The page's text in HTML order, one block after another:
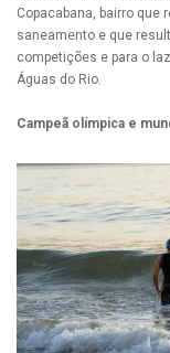
Copacabana, bairro
saneamento e que
competições e para o
Águas do Rio.
Campeã olímpica e